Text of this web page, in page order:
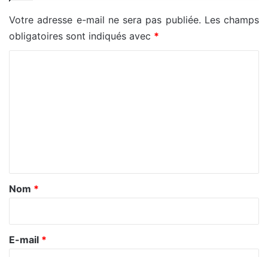
Votre adresse e-mail ne sera pas publiée. Les champs
obligatoires sont indiqués avec *
a
r
e
Nom *
E-mail *